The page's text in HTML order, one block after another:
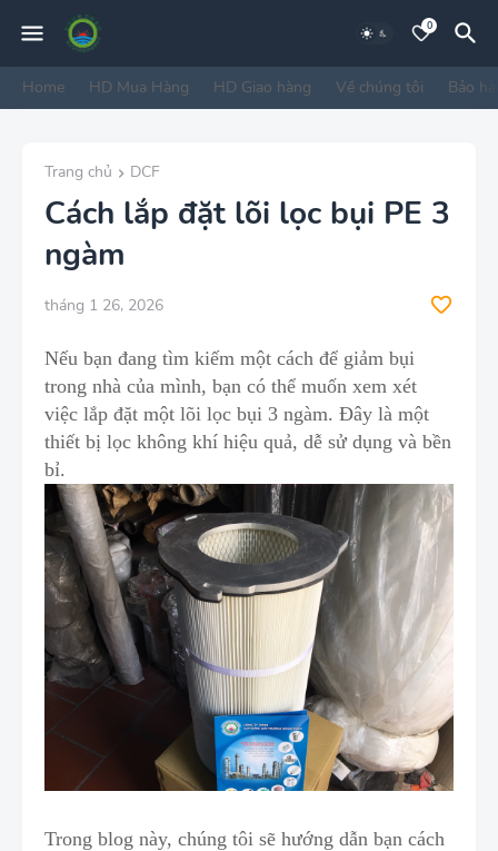
0
Home HD Mua Hàng HD Giao hàng Về chúng tôi Bảo
Trang chủ DCF
Cách lắp đặt lõi lọc bụi PE 3
ngàm
tháng 1 26, 2026
Nếu bạn đang tìm kiếm một cách để giảm bụi
trong nhà của mình, bạn có thể muốn xem xét
việc lắp đặt một lõi lọc bụi 3 ngàm. Đây là một
thiết bị lọc không khí hiệu quả, dễ sử dụng và bền
bỉ.
Trong blog này, chúng tôi sẽ hướng dẫn bạn cách